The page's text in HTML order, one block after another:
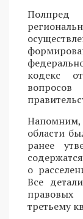
Полпред
кодекс
Напомним,
области
ранее
о
Все
третьему